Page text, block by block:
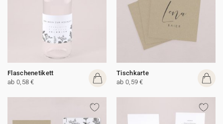
Flaschenetikett
ab 0,58 €
Tischkarte
ab 0,59 €